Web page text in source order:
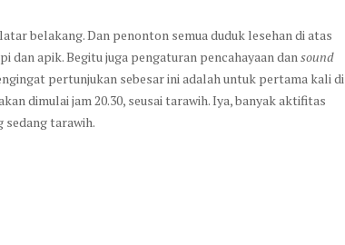
belakang. Dan penonton semua duduk lesehan di atas
dan apik. Begitu juga pengaturan pencahayaan dansound
pertunjukan sebesar ini adalah untuk pertama kali di
dimulai jam 20.30, seusai tarawih. Iya, banyak aktifitas
sedang tarawih.